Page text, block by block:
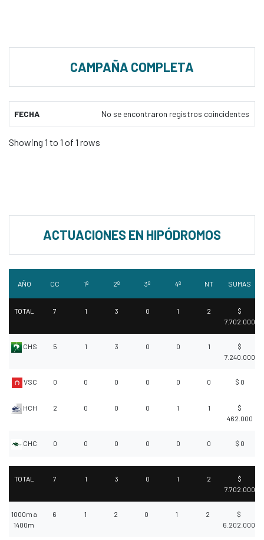
CAMPAÑA COMPLETA
FECHA No se encontraron registros coincidentes
Showing 1 to 1 of 1 rows
ACTUACIONES EN HIPÓDROMOS
AÑO CC 1º 2º 3º 4º NT SUMAS
TOTAL 7 1 3 0 1 2
$
7.702.000
CHS 5 1 3 0 0 1
$
7.240.000
VSC 0 0 0 0 0 0 $ 0
HCH 2 0 0 0 1 1
$
462.000
CHC 0 0 0 0 0 0 $ 0
TOTAL 7 1 3 0 1 2
$
7.702.000
1000m a
1400m
6 1 2 0 1 2
$
6.202.000